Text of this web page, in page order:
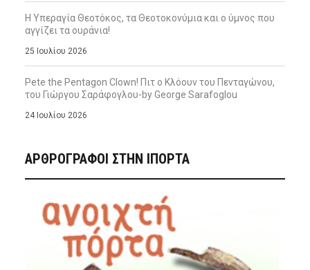
Η Υπεραγία Θεοτόκος, τα Θεοτοκονύμια και ο ύμνος που
αγγίζει τα ουράνια!
25 Ιουλίου 2026
Pete the Pentagon Clown! Πιτ ο Κλόουν του Πενταγώνου,
του Γιώργου Σαράφογλου-by George Sarafoglou
24 Ιουλίου 2026
ΑΡΘΡΟΓΡΑΦΟΙ ΣΤΗΝ IΠΟΡΤΑ